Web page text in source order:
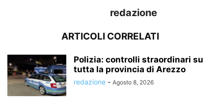
redazione
ARTICOLI CORRELATI
Polizia: controlli straordinari su
tutta la provincia di Arezzo
redazione - Agosto 8, 2026